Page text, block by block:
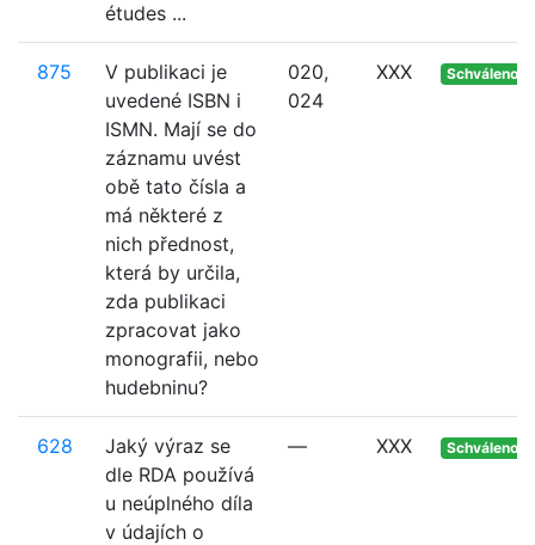
études ...
875
V publikaci je
uvedené ISBN i
ISMN. Mají se do
záznamu uvést
obě tato čísla a
má některé z
nich přednost,
která by určila,
zda publikaci
zpracovat jako
monografii, nebo
hudebninu?
020,
024
XXX Schváleno
628
Jaký výraz se
dle RDA používá
u neúplného díla
v údajích o
— XXX Schváleno